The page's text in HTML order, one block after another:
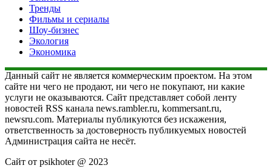
Тренды
Фильмы и сериалы
Шоу-бизнес
Экология
Экономика
Данный сайт не является коммерческим проектом. На этом
сайте ни чего не продают, ни чего не покупают, ни какие
услуги не оказываются. Сайт представляет собой ленту
новостей RSS канала news.rambler.ru, kommersant.ru,
newsru.com. Материалы публикуются без искажения,
ответственность за достоверность публикуемых новостей
Администрация сайта не несёт.
Сайт от psikhoter @ 2023